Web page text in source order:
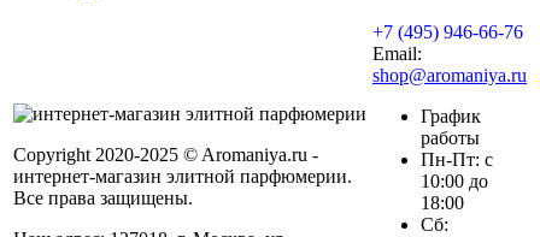
Copyright 2020-2025 © Aromaniya.ru -
интернет-магазин элитной парфюмерии.
Все права защищены.
+7 (495) 946-66-76
Email:
shop@aromaniya.ru
График
работы
Пн-Пт: с
10:00 до
18:00
Сб: